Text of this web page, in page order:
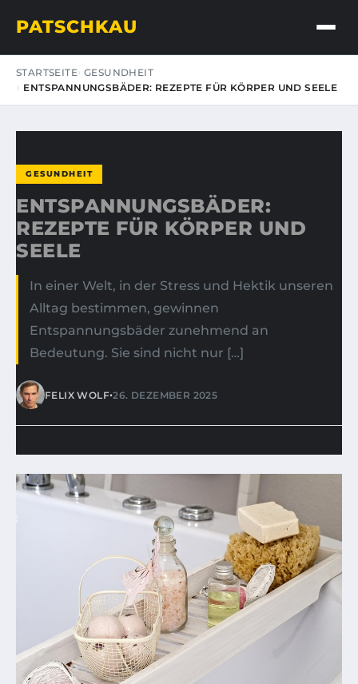
PATSCHKAU
STARTSEITE GESUNDHEIT
ENTSPANNUNGSBÄDER: REZEPTE FÜR KÖRPER UND SEELE
GESUNDHEIT
ENTSPANNUNGSBÄDER:
REZEPTE FÜR KÖRPER UND
SEELE
In einer Welt, in der Stress und Hektik unseren
Alltag bestimmen, gewinnen
Entspannungsbäder zunehmend an
Bedeutung. Sie sind nicht nur […]
FELIX WOLF•26. DEZEMBER 2025